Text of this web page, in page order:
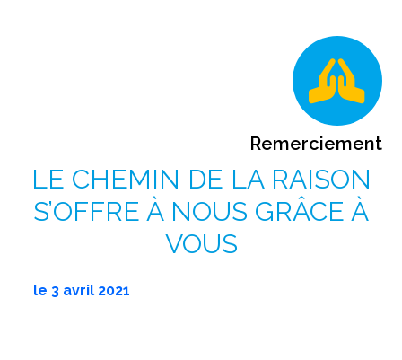
Remerciement
LE CHEMIN DE LA RAISON
S’OFFRE À NOUS GRÂCE À
VOUS
le 3 avril 2021